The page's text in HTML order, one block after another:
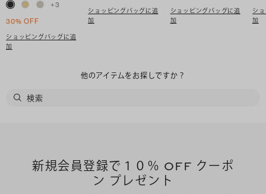
+3
30% OFF
ショッピングバッグに追
加
ショッピングバッグに追
加
ショッピングバッグに追
加
シ
加
他のアイテムをお探しですか？
新規会員登録で１０％ OFF クーポ
ン プレゼント